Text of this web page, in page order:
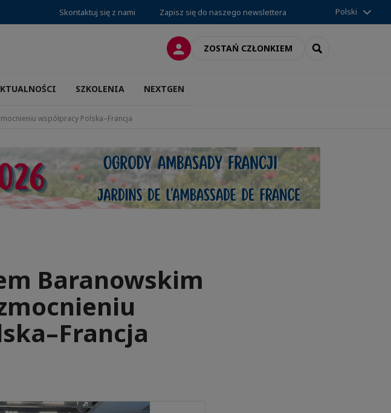
Skontaktuj się z nami Zapisz się do naszego newslettera Polski
LOGOWANIEZOSTAŃ CZŁONKIEM SEARCH
SZKOLENIA NEXTGEN
współpracy Polska–Francja
Baranowskim